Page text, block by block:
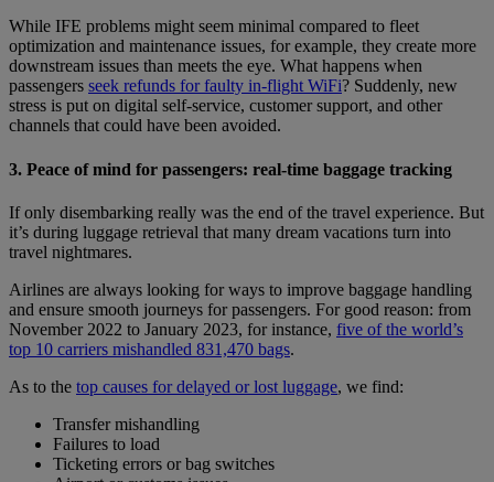
While IFE problems might seem minimal compared to fleet
optimization and maintenance issues, for example, they create more
downstream issues than meets the eye. What happens when
passengers seek refunds for faulty in-flight WiFi? Suddenly, new
stress is put on digital self-service, customer support, and other
channels that could have been avoided.
3. Peace of mind for passengers: real-time baggage tracking
If only disembarking really was the end of the travel experience. But
it’s during luggage retrieval that many dream vacations turn into
travel nightmares.
Airlines are always looking for ways to improve baggage handling
and ensure smooth journeys for passengers. For good reason: from
November 2022 to January 2023, for instance, five of the world’s
top 10 carriers mishandled 831,470 bags.
As to the top causes for delayed or lost luggage, we find:
Transfer mishandling
Failures to load
Ticketing errors or bag switches